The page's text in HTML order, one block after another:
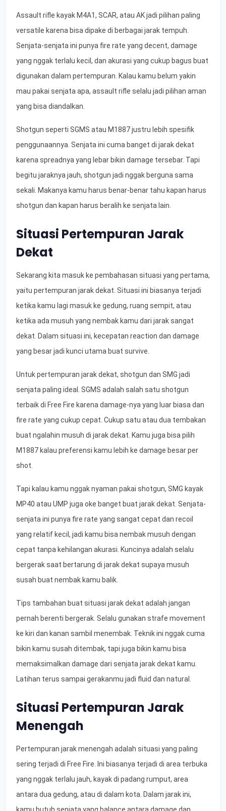
Assault rifle kayak M4A1, SCAR, atau AK jadi pilihan paling
versatile karena bisa dipake di berbagai jarak tempuh.
Senjata-senjata ini punya fire rate yang decent, damage
yang nggak terlalu kecil, dan akurasi yang cukup bagus buat
digunakan dalam pertempuran. Kalau kamu belum yakin
mau pakai senjata apa, assault rifle selalu jadi pilihan aman
yang bisa diandalkan.
Shotgun seperti SGMS atau M1887 justru lebih spesifik
penggunaannya. Senjata ini cuma banget di jarak dekat
karena spreadnya yang lebar bikin damage tersebar. Tapi
begitu jaraknya jauh, shotgun jadi nggak berguna sama
sekali. Makanya kamu harus benar-benar tahu kapan harus
shotgun dan kapan harus beralih ke senjata lain.
Situasi Pertempuran Jarak
Dekat
Sekarang kita masuk ke pembahasan situasi yang pertama,
yaitu pertempuran jarak dekat. Situasi ini biasanya terjadi
ketika kamu lagi masuk ke gedung, ruang sempit, atau
ketika ada musuh yang nembak kamu dari jarak sangat
dekat. Dalam situasi ini, kecepatan reaction dan damage
yang besar jadi kunci utama buat survive.
Untuk pertempuran jarak dekat, shotgun dan SMG jadi
senjata paling ideal. SGMS adalah salah satu shotgun
terbaik di Free Fire karena damage-nya yang luar biasa dan
fire rate yang cukup cepat. Cukup satu atau dua tembakan
buat ngalahin musuh di jarak dekat. Kamu juga bisa pilih
M1887 kalau preferensi kamu lebih ke damage besar per
shot.
Tapi kalau kamu nggak nyaman pakai shotgun, SMG kayak
MP40 atau UMP juga oke banget buat jarak dekat. Senjata-
senjata ini punya fire rate yang sangat cepat dan recoil
yang relatif kecil, jadi kamu bisa nembak musuh dengan
cepat tanpa kehilangan akurasi. Kuncinya adalah selalu
bergerak saat bertarung di jarak dekat supaya musuh
susah buat nembak kamu balik.
Tips tambahan buat situasi jarak dekat adalah jangan
pernah berenti bergerak. Selalu gunakan strafe movement
ke kiri dan kanan sambil menembak. Teknik ini nggak cuma
bikin kamu susah ditembak, tapi juga bikin kamu bisa
memaksimalkan damage dari senjata jarak dekat kamu.
Latihan terus sampai gerakanmu jadi fluid dan natural.
Situasi Pertempuran Jarak
Menengah
Pertempuran jarak menengah adalah situasi yang paling
sering terjadi di Free Fire. Ini biasanya terjadi di area terbuka
yang nggak terlalu jauh, kayak di padang rumput, area
antara dua gedung, atau di dalam kota. Dalam jarak ini,
kamu butuh senjata yang balance antara damage dan